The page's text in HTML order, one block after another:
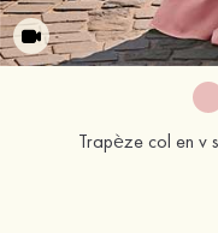
Trapèze col en v